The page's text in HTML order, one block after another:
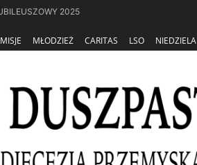
2025
MISJE MŁODZIEŻ CARITAS LSO NIEDZIELA